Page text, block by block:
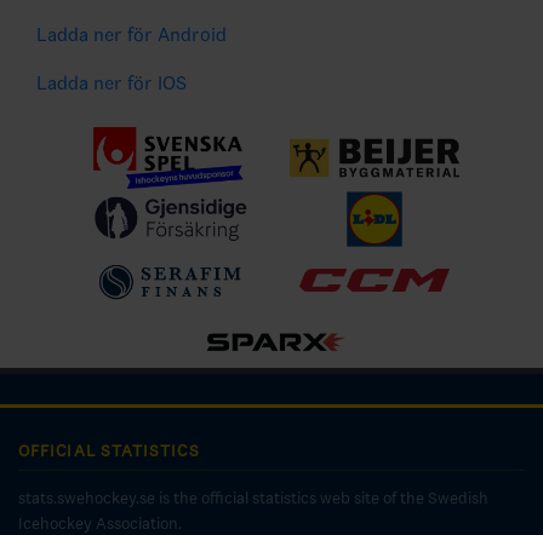
Ladda ner för Android
Ladda ner för IOS
OFFICIAL STATISTICS
stats.swehockey.se is the official statistics web site of the Swedish
Icehockey Association.